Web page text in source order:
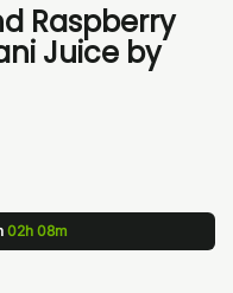
Raspberry
Juice by
02h 08m